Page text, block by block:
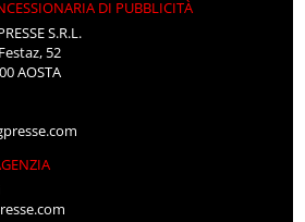
DI PUBBLICITÀ
S.R.L.
52
AOSTA